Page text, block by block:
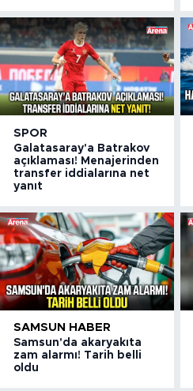
SPOR
Galatasaray'a Batrakov
açıklaması! Menajerinden
transfer iddialarına net
yanıt
SAMSUN HABER
Samsun'da akaryakıta
zam alarmı! Tarih belli
oldu